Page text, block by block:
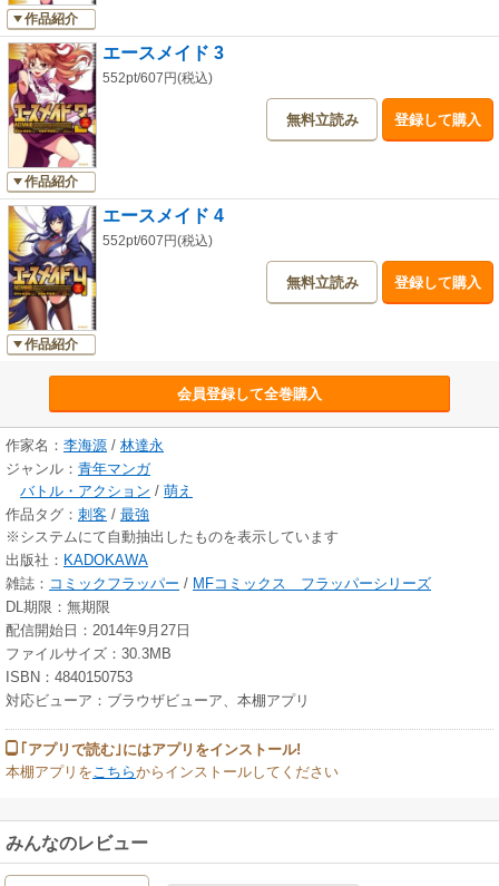
作品紹介
作品紹介
エースメイド 3
552pt/607円(税込)
無料立読み 登録して購入
作品紹介
エースメイド 4
552pt/607円(税込)
無料立読み 登録して購入
会員登録して全巻購入
作家名： 李海源 / 林達永
ジャンル： 青年マンガ
バトル・アクション / 萌え
作品タグ： 刺客 / 最強
※システムにて自動抽出したものを表示しています
出版社： KADOKAWA
雑誌： コミックフラッパー / MFコミックス フラッパーシリーズ
DL期限：無期限
配信開始日：2014年9月27日
ファイルサイズ：30.3MB
ISBN：4840150753
対応ビューア：ブラウザビューア、本棚アプリ
｢アプリで読む｣にはアプリをインストール!
本棚アプリを こちらからインストールしてください
みんなのレビュー